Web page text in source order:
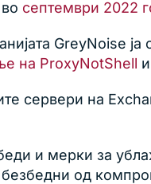
септември 2022
GreyNoise
на ProxyNotShell
сервери на
и мерки за
од